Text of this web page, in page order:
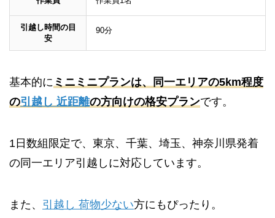
引越し時間の目
安
90分
基本的に ミニミニプランは、同一エリアの5km程度
の引越し 近距離の方向けの格安プランです。
1日数組限定で、東京、千葉、埼玉、神奈川県発着
の同一エリア引越しに対応しています。
また、 引越し 荷物少ない方にもぴったり。